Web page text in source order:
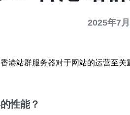
2025年7
港站群服务器对于网站的运营至
性能？